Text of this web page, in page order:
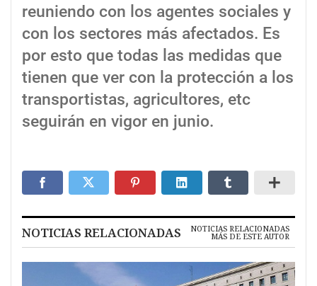
reuniendo con los agentes sociales y
con los sectores más afectados. Es
por esto que todas las medidas que
tienen que ver con la protección a los
transportistas, agricultores, etc
seguirán en vigor en junio.
NOTICIAS RELACIONADAS NOTICIAS RELACIONADAS
MÁS DE ESTE AUTOR